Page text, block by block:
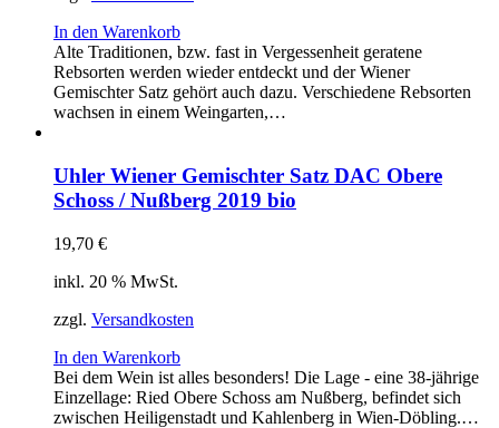
In den Warenkorb
Alte Traditionen, bzw. fast in Vergessenheit geratene
Rebsorten werden wieder entdeckt und der Wiener
Gemischter Satz gehört auch dazu. Verschiedene Rebsorten
wachsen in einem Weingarten,…
Uhler Wiener Gemischter Satz DAC Obere
Schoss / Nußberg 2019 bio
19,70 €
inkl. 20 % MwSt.
zzgl. Versandkosten
In den Warenkorb
Bei dem Wein ist alles besonders! Die Lage - eine 38-jährige
Einzellage: Ried Obere Schoss am Nußberg, befindet sich
zwischen Heiligenstadt und Kahlenberg in Wien-Döbling.…